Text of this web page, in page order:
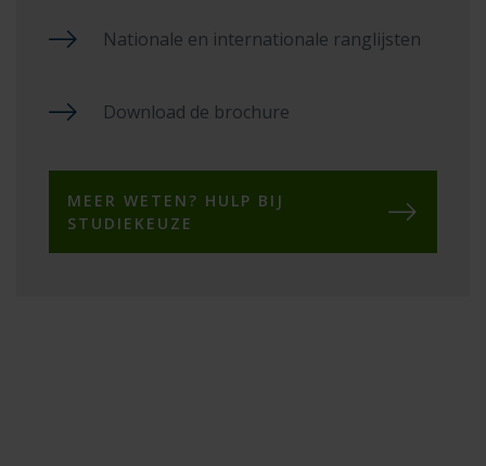
Nationale en internationale ranglijsten
Download de brochure
MEER WETEN? HULP BIJ
STUDIEKEUZE